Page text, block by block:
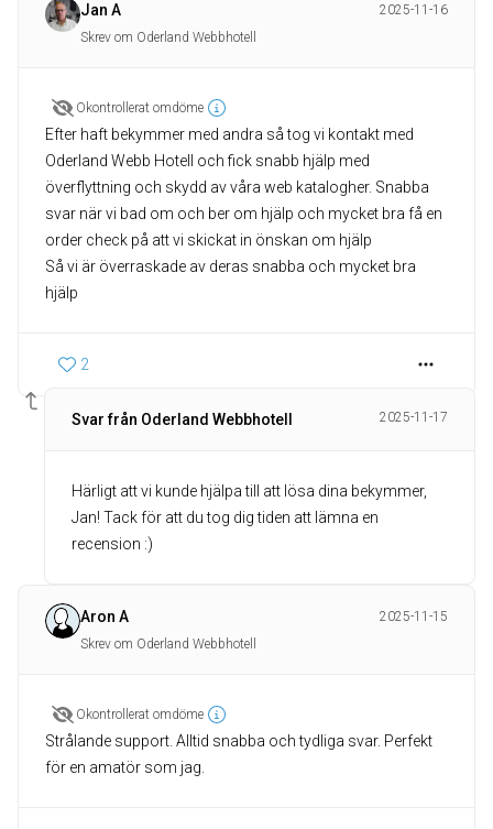
Jan A
2025-11-16
Skrev om Oderland Webbhotell
Okontrollerat omdöme
Efter haft bekymmer med andra så tog vi kontakt med
Oderland Webb Hotell och fick snabb hjälp med
överflyttning och skydd av våra web katalogher. Snabba
svar när vi bad om och ber om hjälp och mycket bra få en
order check på att vi skickat in önskan om hjälp
Så vi är överraskade av deras snabba och mycket bra
hjälp
2
Svar från Oderland Webbhotell 2025-11-17
Härligt att vi kunde hjälpa till att lösa dina bekymmer,
Jan! Tack för att du tog dig tiden att lämna en
recension :)
Aron A
2025-11-15
Skrev om Oderland Webbhotell
Okontrollerat omdöme
Strålande support. Alltid snabba och tydliga svar. Perfekt
för en amatör som jag.